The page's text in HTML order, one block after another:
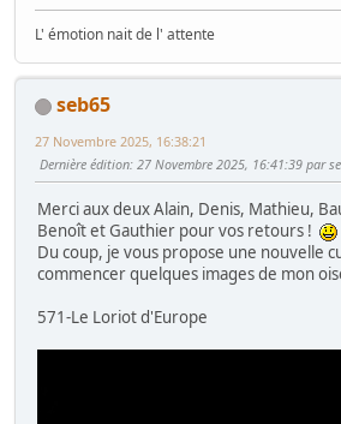
L' émotion nait de l' attente
seb65
27 Novembre 2025, 16:38:21
Dernière édition: 27 Novembre 2025, 16:41:39 par
Merci aux deux Alain, Denis, Mathieu,
Benoît et Gauthier pour vos retours !
Du coup, je vous propose une nouvelle
commencer quelques images de mon
571-Le Loriot d'Europe